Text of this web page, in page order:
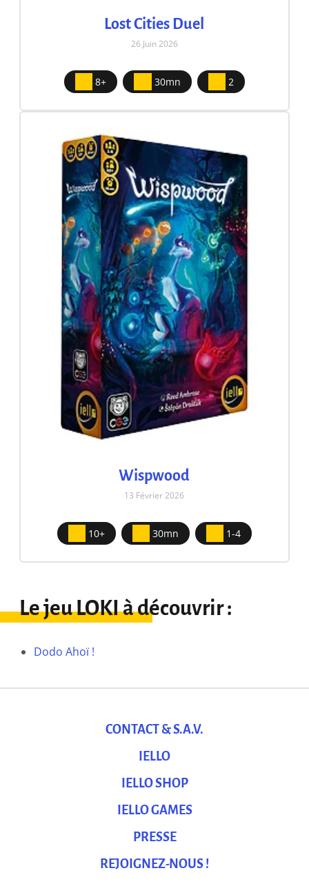
Lost Cities Duel
26 Juin 2026
8+ 30mn 2
Wispwood
13 Février 2026
10+ 30mn 1-4
Le jeu LOKI à découvrir :
Dodo Ahoï !
CONTACT & S.A.V.
IELLO
IELLO SHOP
IELLO GAMES
PRESSE
REJOIGNEZ-NOUS !